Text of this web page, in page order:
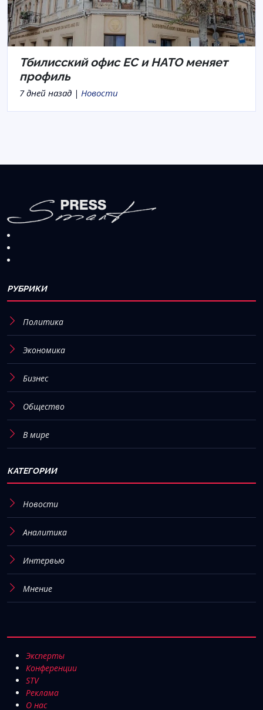
Тбилисский офис ЕС и НАТО меняет
профиль
7 дней назад | Новости
РУБРИКИ
Политика
Экономика
Бизнес
Общество
В мире
КАТЕГОРИИ
Новости
Аналитика
Интервью
Мнение
Эксперты
Конференции
STV
Реклама
О нас